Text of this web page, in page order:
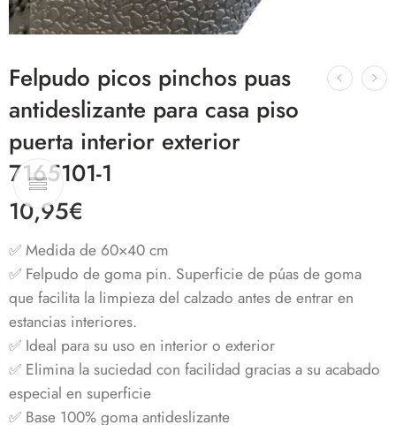
Felpudo picos pinchos puas
antideslizante para casa piso
puerta interior exterior
7165101-1
10,95€
✅ Medida de 60×40 cm
✅ Felpudo de goma pin. Superficie de púas de goma
que facilita la limpieza del calzado antes de entrar en
estancias interiores.
✅ Ideal para su uso en interior o exterior
✅ Elimina la suciedad con facilidad gracias a su acabado
especial en superficie
✅ Base 100% goma antideslizante